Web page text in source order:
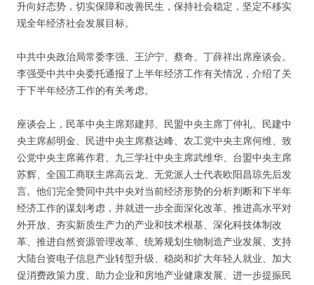
升向好态势，切实保障和改善民生，保持社会稳定，坚定不移实
现全年经济社会发展目标。
中共中央政治局常委李强、王沪宁、蔡奇、丁薛祥出席座谈会。
李强受中共中央委托通报了上半年经济工作有关情况，介绍了关
于下半年经济工作的有关考虑。
座谈会上，民革中央主席郑建邦、民盟中央主席丁仲礼、民建中
央主席郝明金、民进中央主席蔡达峰、农工党中央主席何维、致
公党中央主席蒋作君、九三学社中央主席武维华、台盟中央主席
苏辉、全国工商联主席高云龙、无党派人士代表欧阳昌琼先后发
言。他们完全赞同中共中央对当前经济形势的分析判断和下半年
经济工作的谋划考虑，并就进一步全面深化改革、推进高水平对
外开放、夯实新质生产力的产业和技术根基、深化科技体制改
革、推进自然资源管理改革、统筹规划生物制造产业发展、支持
大陆台资电子信息产业转型升级、稳岗和扩大年轻人就业、加大
促消费政策力度、助力企业和房地产业健康发展、进一步提振民